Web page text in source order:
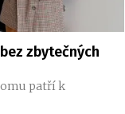
zbytečných
patří k